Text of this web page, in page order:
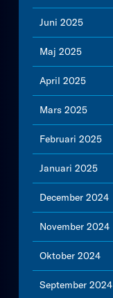
Juni 2025
Maj 2025
April 2025
Mars 2025
Februari 2025
Januari 2025
December 2024
November 2024
Oktober 2024
September 2024